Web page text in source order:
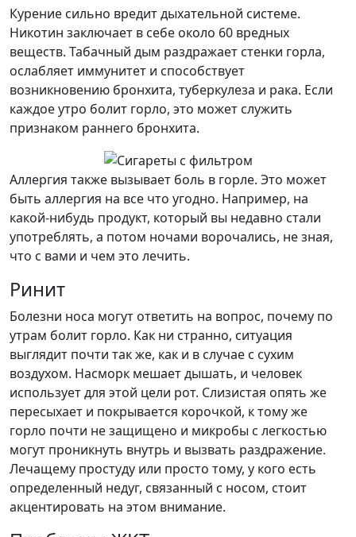
Курение сильно вредит дыхательной системе.
Никотин заключает в себе около 60 вредных
веществ. Табачный дым раздражает стенки горла,
ослабляет иммунитет и способствует
возникновению бронхита, туберкулеза и рака. Если
каждое утро болит горло, это может служить
признаком раннего бронхита.
Аллергия также вызывает боль в горле. Это может
быть аллергия на все что угодно. Например, на
какой-нибудь продукт, который вы недавно стали
употреблять, а потом ночами ворочались, не зная,
что с вами и чем это лечить.
Ринит
Болезни носа могут ответить на вопрос, почему по
утрам болит горло. Как ни странно, ситуация
выглядит почти так же, как и в случае с сухим
воздухом. Насморк мешает дышать, и человек
использует для этой цели рот. Слизистая опять же
пересыхает и покрывается корочкой, к тому же
горло почти не защищено и микробы с легкостью
могут проникнуть внутрь и вызвать раздражение.
Лечащему простуду или просто тому, у кого есть
определенный недуг, связанный с носом, стоит
акцентировать на этом внимание.